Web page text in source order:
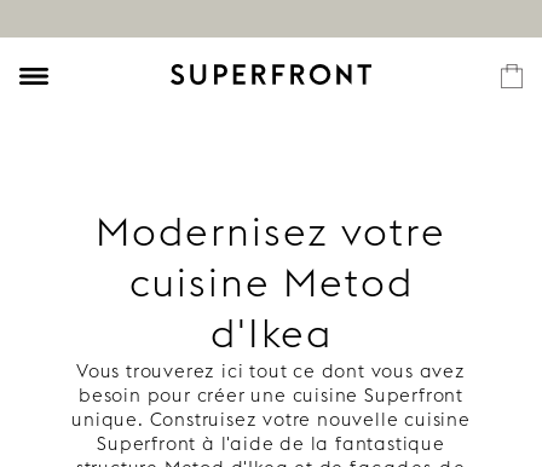
Modernisez votre
cuisine Metod
d'Ikea
Vous trouverez ici tout ce dont vous avez
besoin pour créer une cuisine Superfront
unique. Construisez votre nouvelle cuisine
Superfront à l'aide de la fantastique